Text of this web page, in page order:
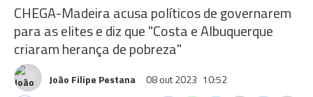
CHEGA-Madeira acusa políticos de governarem
para as elites e diz que "Costa e Albuquerque
criaram herança de pobreza"
João Filipe Pestana 08 out 2023 10:52